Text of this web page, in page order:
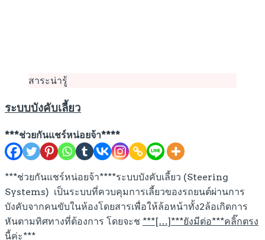
สาระน่ารู้
ระบบบังคับเลี้ยว
***ช่วยกันแชร์หน่อยจ้า****
***ช่วยกันแชร์หน่อยจ้า****ระบบบังคับเลี้ยว (Steering
Systems) เป็นระบบที่ควบคุมการเลี้ยวของรถยนต์ผ่านการ
บังคับจากคนขับในห้องโดยสารเพื่อให้ล้อหน้าทั้ง2ล้อเกิดการ
หันตามทิศทางที่ต้องการ โดยจะช ***[…]***ยังมีต่อ***คลิ๊กตรง
นี้ค่ะ***